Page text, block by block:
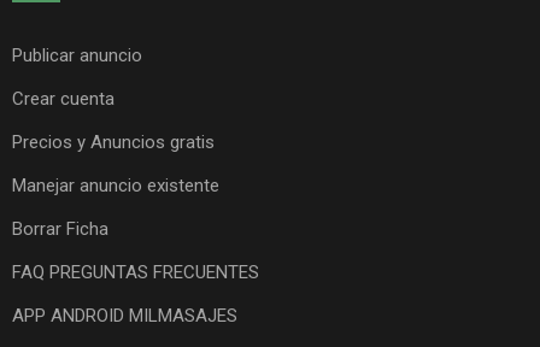
Publicar anuncio
Crear cuenta
Precios y Anuncios gratis
Manejar anuncio existente
Borrar Ficha
FAQ PREGUNTAS FRECUENTES
APP ANDROID MILMASAJES